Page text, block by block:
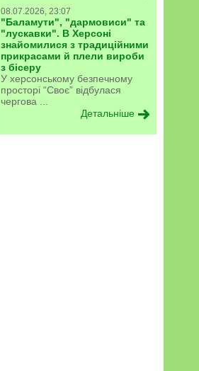
08.07.2026, 23:07
"Баламути", "дармовиси" та
"лускавки". В Херсоні
знайомилися з традиційними
прикрасами й плели вироби
з бісеру
У херсонському безпечному
просторі “Своє” відбулася
чергова ...
Детальніше